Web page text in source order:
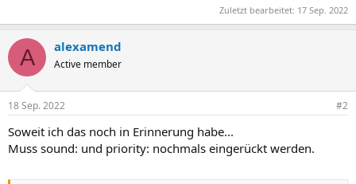
Zuletzt bearbeitet: 17 Sep. 2022
A alexamend
Active member
18 Sep. 2022 #2
Soweit ich das noch in Erinnerung habe...
Muss sound: und priority: nochmals eingerückt werden.